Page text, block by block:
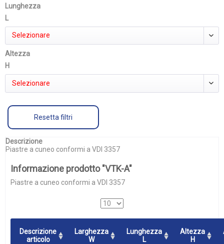
Lunghezza
L
Selezionare
Altezza
H
Selezionare
Resetta filtri
Descrizione
Piastre a cuneo conformi a VDI 3357
Informazione prodotto "VTK-A"
Piastre a cuneo conformi a VDI 3357
Descrizione
articolo
Larghezza
W
Lunghezza
L
Altezza
H